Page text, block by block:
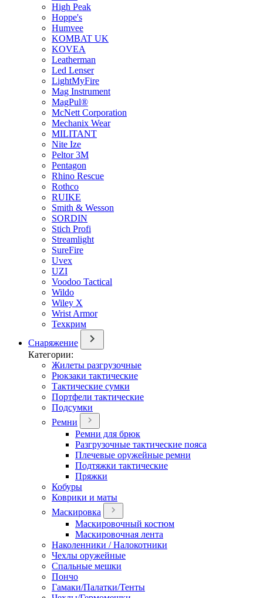
High Peak
Hoppe's
Humvee
KOMBAT UK
KOVEA
Leatherman
Led Lenser
LightMyFire
Mag Instrument
MagPul®
McNett Corporation
Mechanix Wear
MILITANT
Nite Ize
Peltor 3M
Pentagon
Rhino Rescue
Rothco
RUIKE
Smith & Wesson
SORDIN
Stich Profi
Streamlight
SureFire
Uvex
UZI
Voodoo Tactical
Wildo
Wiley X
Wrist Armor
Техкрим
Снаряжение
Категории:
Жилеты разгрузочные
Рюкзаки тактические
Тактические сумки
Портфели тактические
Подсумки
Ремни
Ремни для брюк
Разгрузочные тактические пояса
Плечевые оружейные ремни
Подтяжки тактические
Пряжки
Кобуры
Коврики и маты
Маскировка
Маскировочный костюм
Маскировочная лента
Наколенники / Налокотники
Чехлы оружейные
Спальные мешки
Пончо
Гамаки/Палатки/Тенты